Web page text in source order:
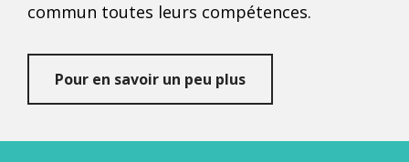
commun toutes leurs compétences.
Pour en savoir un peu plus